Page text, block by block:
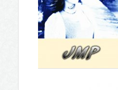
Bourdaillan le mystère de la